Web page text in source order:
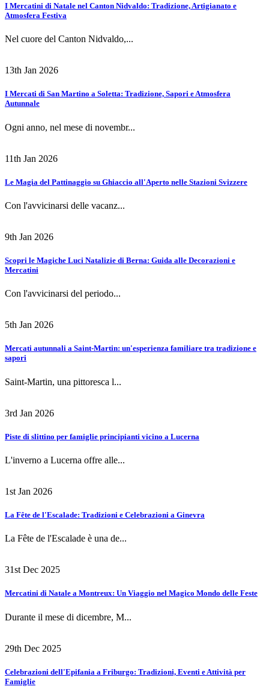
I Mercatini di Natale nel Canton Nidvaldo: Tradizione, Artigianato e
Atmosfera Festiva
Nel cuore del Canton Nidvaldo,...
13th Jan 2026
I Mercati di San Martino a Soletta: Tradizione, Sapori e Atmosfera
Autunnale
Ogni anno, nel mese di novembr...
11th Jan 2026
Le Magia del Pattinaggio su Ghiaccio all'Aperto nelle Stazioni Svizzere
Con l'avvicinarsi delle vacanz...
9th Jan 2026
Scopri le Magiche Luci Natalizie di Berna: Guida alle Decorazioni e
Mercatini
Con l'avvicinarsi del periodo...
5th Jan 2026
Mercati autunnali a Saint-Martin: un'esperienza familiare tra tradizione e
sapori
Saint-Martin, una pittoresca l...
3rd Jan 2026
Piste di slittino per famiglie principianti vicino a Lucerna
L'inverno a Lucerna offre alle...
1st Jan 2026
La Fête de l'Escalade: Tradizioni e Celebrazioni a Ginevra
La Fête de l'Escalade è una de...
31st Dec 2025
Mercatini di Natale a Montreux: Un Viaggio nel Magico Mondo delle Feste
Durante il mese di dicembre, M...
29th Dec 2025
Celebrazioni dell'Epifania a Friburgo: Tradizioni, Eventi e Attività per
Famiglie